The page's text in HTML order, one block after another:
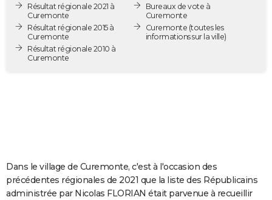
Destinations
City break
Voyage nature
Voyage de noces
Forum
PHOTO
GUIDES D'ACHAT
BONS PLANS
COPAINS D'AVANT
S'inscrire
Se connecter
Lycées
Collèges
Primaires
Universités
Entreprises
Service militaire
Avis de recherche
Résultat régionale 2021 à
Curemonte
Résultat régionale 2015 à
Curemonte
Résultat régionale 2010 à
Curemonte
Bureaux de vote à
Curemonte
Curemonte (toutes les
informations sur la ville)
Dans le village de Curemonte, c'est à l'occasion des
précédentes régionales de 2021 que la liste des Républicains
administrée par Nicolas FLORIAN était parvenue à recueillir